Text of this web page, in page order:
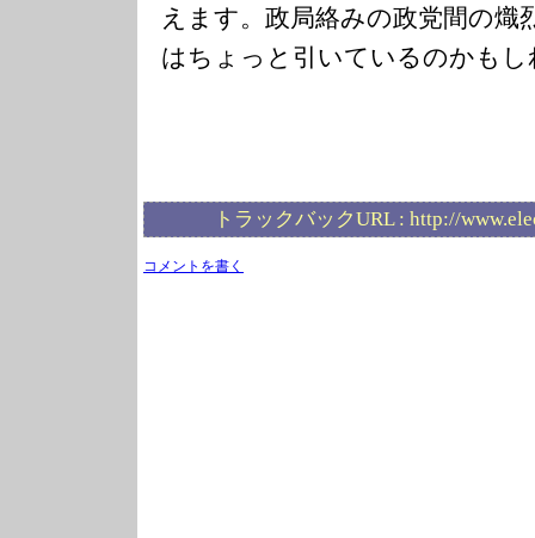
えます。政局絡みの政党間の熾
はちょっと引いているのかも
トラックバックURL : http://
コメントを書く